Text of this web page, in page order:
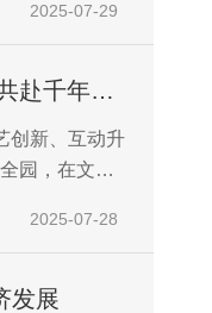
2025-07-29
赴千年之
创新、互动升
园，在文旅
2025-07-28
会经济发展